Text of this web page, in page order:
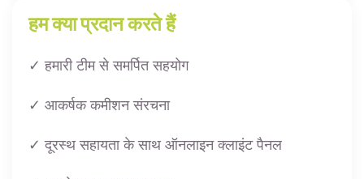
हम क्या प्रदान करते हैं
✓ हमारी टीम से समर्पित सहयोग
✓ आकर्षक कमीशन संरचना
✓ दूरस्थ सहायता के साथ ऑनलाइन क्लाइंट पैनल